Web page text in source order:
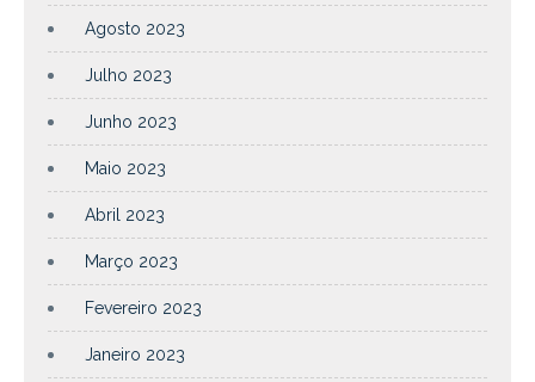
Agosto 2023
Julho 2023
Junho 2023
Maio 2023
Abril 2023
Março 2023
Fevereiro 2023
Janeiro 2023